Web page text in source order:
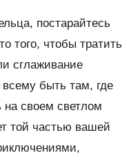
постарайтесь
того, чтобы тратить
сглаживание
всему быть там, где
на своем светлом
той частью вашей